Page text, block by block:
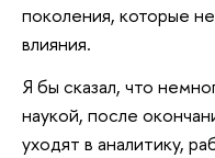
поколения, которые
влияния.
Я бы сказал, что
наукой, после
уходят в аналитику,